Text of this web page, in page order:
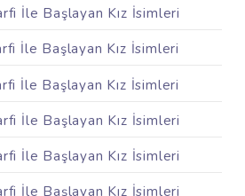
İle Başlayan Kız İsimleri
İle Başlayan Kız İsimleri
İle Başlayan Kız İsimleri
İle Başlayan Kız İsimleri
İle Başlayan Kız İsimleri
İle Başlayan Kız İsimleri